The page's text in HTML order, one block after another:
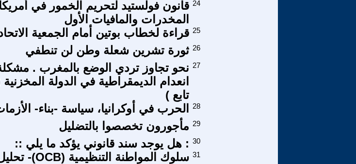
قانون فولستيد لتحريم الخمور في
المخدرات والمافيات الأول
24
قراءة لخطاب بوتين أمام الجمعية 25
ثورة تشرين شعلة وطن لن تنطفي 26
نحو تجاوز تردي الوضع بالمغرب .
تابع )
27
الحرب في أوكرانيا، سياسة -بناء- 28
مأجورون تخصصوا بالتضليل 29
: هل يوجد سند قانوني يؤكد ما يلي :: 30
سلوك المواطنة التنظيمية (OCB)- تحليل معمق (53) 31